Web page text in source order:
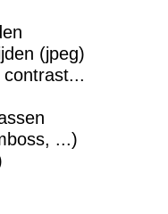
(jpeg)
...)